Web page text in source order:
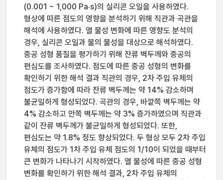
(0.001 ~ 1,000 Pa‧s)의 실리콘 오일을 사용하였다.
형상에 따른 점도의 영향을 분석하기 위해 직관과 곡관을
해석에 사용하였다. 열 물성 변화에 따른 영향도 분석의
경우, 실리콘 오일과 물의 물성을 대상으로 해석하였다.
중공 성형 품질을 평가하기 위해 잔류 벽두께와 중공의
편심도를 조사하였다. 점도에 따른 중공 성형의 변화를
확인하기 위한 해석 결과 직관의 경우, 2차 주입 유체의
점도가 증가함에 따라 잔류 벽두께는 약 14% 감소하며
불균일하게 형성되었다. 곡관의 경우, 바깥쪽 벽두께는 약
4% 감소하고 안쪽 벽두께는 약 3% 증가하였으며 직관과
같이 잔류 벽두께가 불균일하게 형성되었다. 또한,
편심도는 약 1.8% 정도 향상되었다. 두 형상 모두 2차 주입
유체의 점도가 1차 주입 유체 점도의 1/10이 되었을 때부터
큰 변화가 나타나기 시작하였다. 열 물성에 따른 중공 성형
변화를 확인하기 위한 해석 결과, 2차 주입 유체의